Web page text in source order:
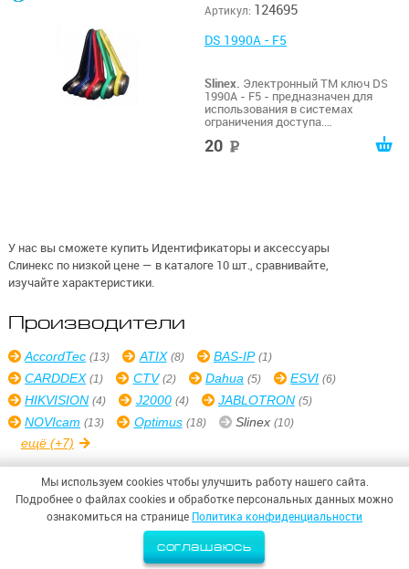
Артикул: 124695
DS 1990A - F5
Slinex. Электронный TM ключ DS
1990A - F5 - предназначен для
использования в системах
ограничения доступа.
Представляет собой микросхему
памяти, размещенную в прочном
20
У нас вы сможете купить Идентификаторы и аксессуары
Слинекс по низкой цене — в каталоге 10 шт., сравнивайте,
изучайте характеристики.
Производители
AccordTec (13) ATIX (8) BAS-IP (1)
CARDDEX (1) CTV (2) Dahua (5) ESVI (6)
HIKVISION (4) J2000 (4) JABLOTRON (5)
NOVIcam (13) Optimus (18) Slinex (10)
ещё (+7)
ООО «СИНТЕЗ БЕЗОПАСНОСТИ»
Политика конфиденциальности
Мы используем cookies чтобы улучшить работу нашего сайта.
Подробнее о файлах cookies и обработке персональных данных можно
ознакомиться на странице Политика конфиденциальности
соглашаюсь